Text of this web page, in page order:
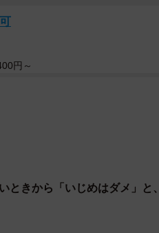
イトはそのまま6年間持ち上
ったのです。
円～
ときから「いじめはダメ」と